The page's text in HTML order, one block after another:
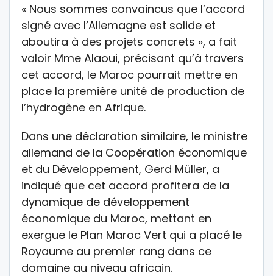
« Nous sommes convaincus que l’accord
signé avec l’Allemagne est solide et
aboutira à des projets concrets », a fait
valoir Mme Alaoui, précisant qu’à travers
cet accord, le Maroc pourrait mettre en
place la première unité de production de
l’hydrogène en Afrique.
Dans une déclaration similaire, le ministre
allemand de la Coopération économique
et du Développement, Gerd Müller, a
indiqué que cet accord profitera de la
dynamique de développement
économique du Maroc, mettant en
exergue le Plan Maroc Vert qui a placé le
Royaume au premier rang dans ce
domaine au niveau africain.